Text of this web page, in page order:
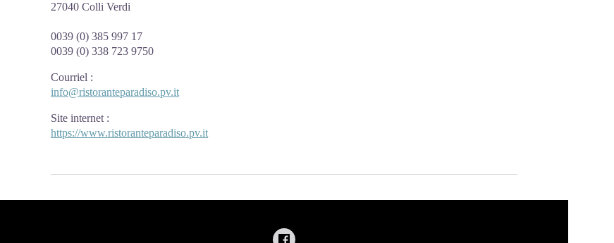
27040 Colli Verdi
0039 (0) 385 997 17
0039 (0) 338 723 9750
Courriel :
info@ristoranteparadiso.pv.it
Site internet :
https://www.ristoranteparadiso.pv.it